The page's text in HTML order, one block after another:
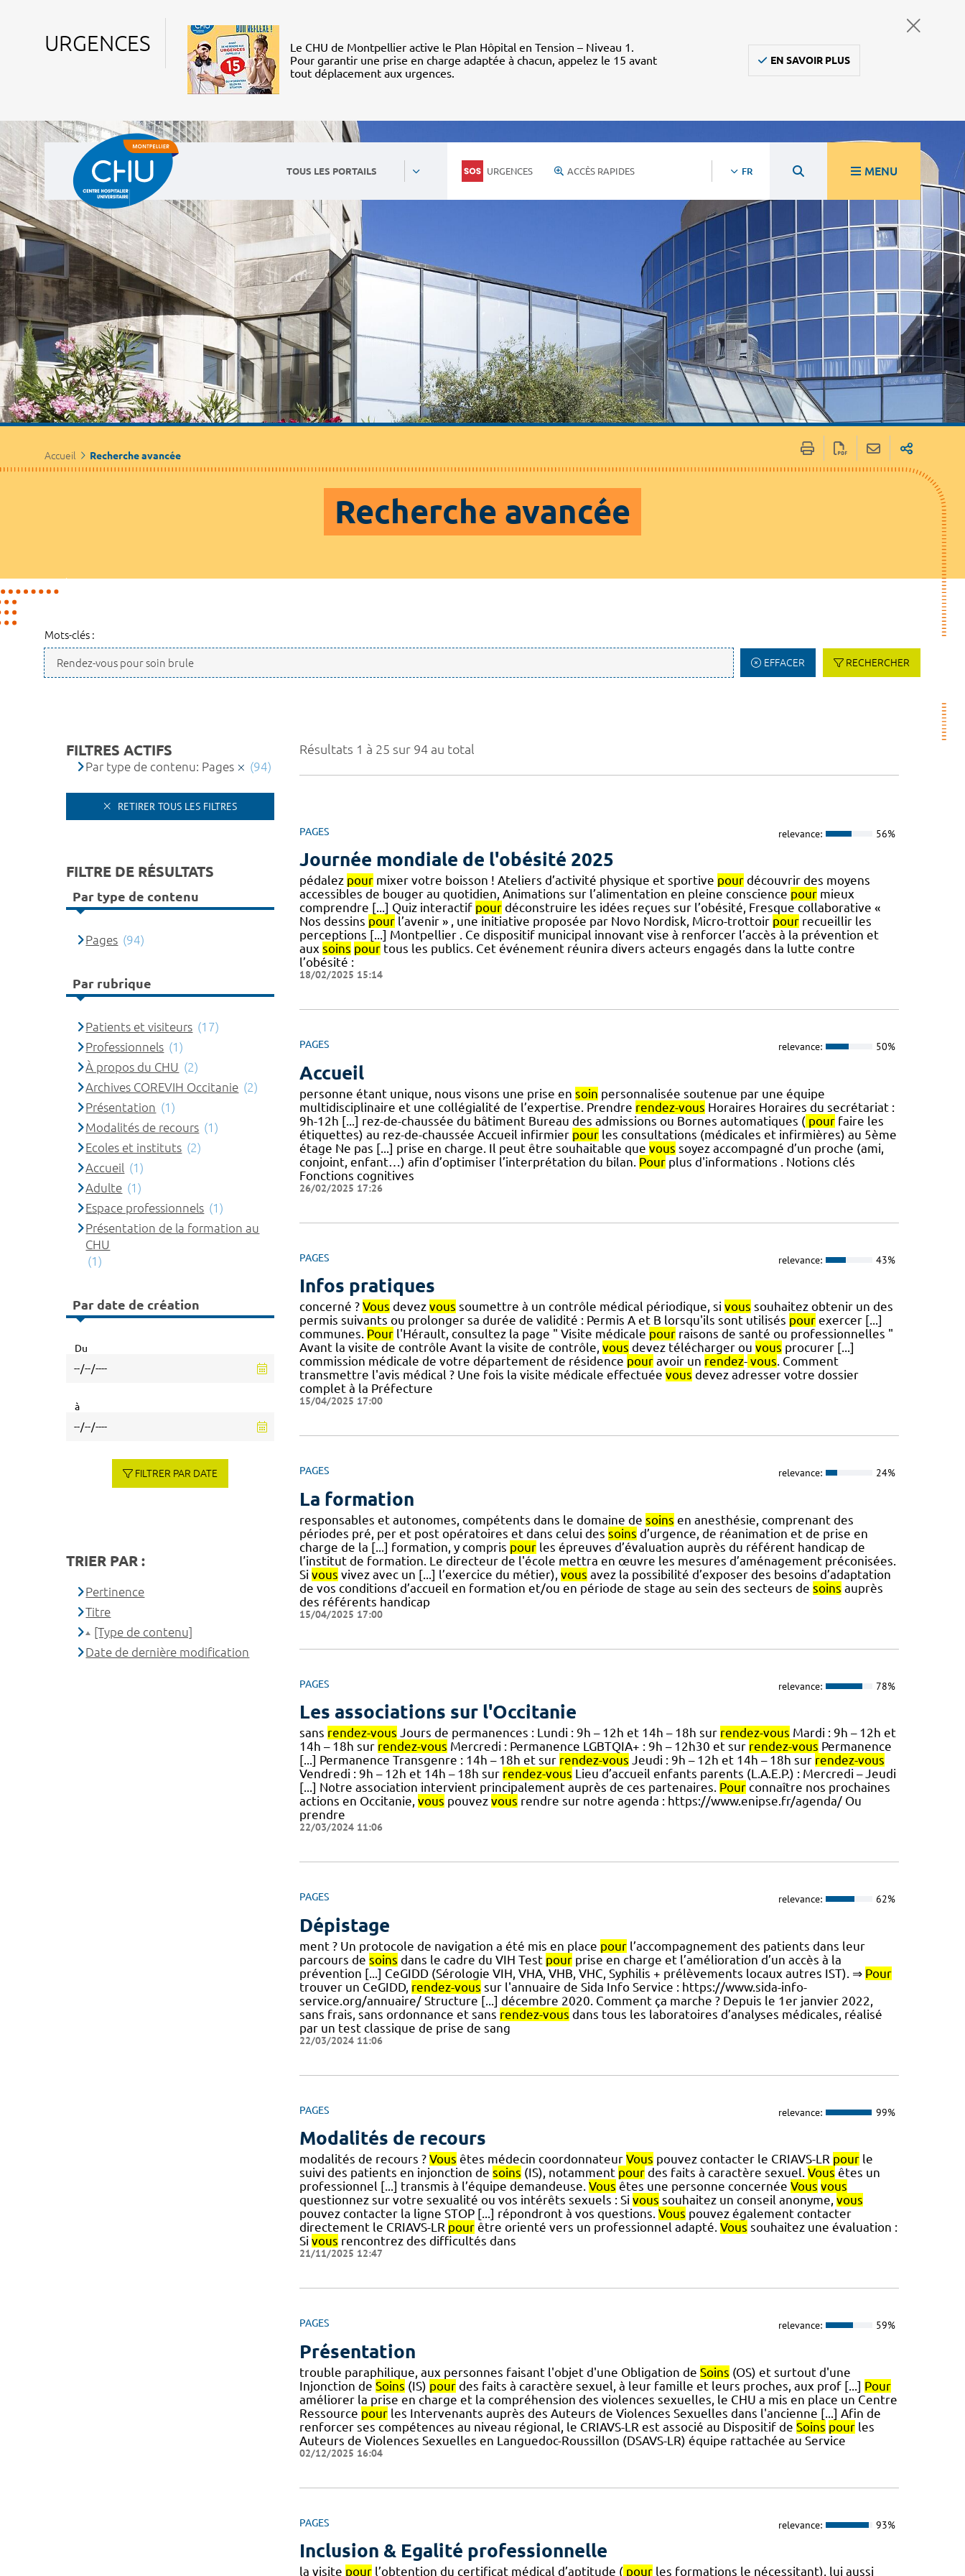
URGENCES
Le CHU de Montpellier active le Plan Hôpital en Tension – Niveau 1.
Pour garantir une prise en charge adaptée à chacun, appelez le 15 avant
tout déplacement aux urgences.
EN SAVOIR PLUS
TOUS LES PORTAILS URGENCES ACCÈS RAPIDES FR MENU
Accueil Recherche avancée
Recherche avancée
Mots-clés :
EFFACER RECHERCHER
Résultats 1 à 25 sur 94 au total
PAGES relevance: 56%
Journée mondiale de l'obésité 2025
pédalez pourmixer votre boisson ! Ateliers d’activité physique et sportive pourdécouvrir des moyens
accessibles de bouger au quotidien, Animations sur l’alimentation en pleine conscience pourmieux
comprendre [...] Quiz interactif pourdéconstruire les idées reçues sur l’obésité, Fresque collaborative «
Nos dessins pourl’avenir » , une initiative proposée par Novo Nordisk, Micro-trottoir pourrecueillir les
perceptions [...] Montpellier . Ce dispositif municipal innovant vise à renforcer l’accès à la prévention et
aux soins pourtous les publics. Cet événement réunira divers acteurs engagés dans la lutte contre
l’obésité :
18/02/2025 15:14
PAGES relevance: 50%
Accueil
personne étant unique, nous visons une prise en soin personnalisée soutenue par une équipe
multidisciplinaire et une collégialité de l’expertise. Prendre rendez-vous Horaires Horaires du secrétariat :
9h-12h [...] rez-de-chaussée du bâtiment Bureau des admissions ou Bornes automatiques ( pourfaire les
étiquettes) au rez-de-chaussée Accueil infirmier pourles consultations (médicales et infirmières) au 5ème
étage Ne pas [...] prise en charge. Il peut être souhaitable que vous soyez accompagné d’un proche (ami,
conjoint, enfant…) afin d’optimiser l’interprétation du bilan. Pourplus d'informations . Notions clés
Fonctions cognitives
26/02/2025 17:26
PAGES relevance: 43%
Infos pratiques
concerné ? Vous devez vous soumettre à un contrôle médical périodique, si vous souhaitez obtenir un des
permis suivants ou prolonger sa durée de validité : Permis A et B lorsqu'ils sont utilisés pourexercer [...]
communes. Pourl'Hérault, consultez la page " Visite médicale pourraisons de santé ou professionnelles "
Avant la visite de contrôle Avant la visite de contrôle, vous devez télécharger ou vous procurer [...]
commission médicale de votre département de résidence pouravoir un rendez- vous. Comment
transmettre l'avis médical ? Une fois la visite médicale effectuée vous devez adresser votre dossier
complet à la Préfecture
15/04/2025 17:00
PAGES relevance: 24%
La formation
responsables et autonomes, compétents dans le domaine de soins en anesthésie, comprenant des
périodes pré, per et post opératoires et dans celui des soins d’urgence, de réanimation et de prise en
charge de la [...] formation, y compris pourles épreuves d’évaluation auprès du référent handicap de
l’institut de formation. Le directeur de l'école mettra en œuvre les mesures d’aménagement préconisées.
Si vous vivez avec un [...] l’exercice du métier), vous avez la possibilité d’exposer des besoins d’adaptation
de vos conditions d’accueil en formation et/ou en période de stage au sein des secteurs de soins auprès
des référents handicap
15/04/2025 17:00
PAGES relevance: 78%
Les associations sur l'Occitanie
sans rendez-vous Jours de permanences : Lundi : 9h – 12h et 14h – 18h sur rendez-vous Mardi : 9h – 12h et
14h – 18h sur rendez-vous Mercredi : Permanence LGBTQIA+ : 9h – 12h30 et sur rendez-vous Permanence
[...] Permanence Transgenre : 14h – 18h et sur rendez-vous Jeudi : 9h – 12h et 14h – 18h sur rendez-vous
Vendredi : 9h – 12h et 14h – 18h sur rendez-vous Lieu d’accueil enfants parents (L.A.E.P.) : Mercredi – Jeudi
[...] Notre association intervient principalement auprès de ces partenaires. Pourconnaître nos prochaines
actions en Occitanie, vous pouvez vous rendre sur notre agenda : https://www.enipse.fr/agenda/ Ou
prendre
22/03/2024 11:06
PAGES relevance: 62%
Dépistage
ment ? Un protocole de navigation a été mis en place pourl’accompagnement des patients dans leur
parcours de soins dans le cadre du VIH Test pourprise en charge et l’amélioration d’un accès à la
prévention [...] CeGIDD (Sérologie VIH, VHA, VHB, VHC, Syphilis + prélèvements locaux autres IST). ⇒ Pour
trouver un CeGIDD, rendez-vous sur l'annuaire de Sida Info Service : https://www.sida-info-
service.org/annuaire/ Structure [...] décembre 2020. Comment ça marche ? Depuis le 1er janvier 2022,
sans frais, sans ordonnance et sans rendez-vous dans tous les laboratoires d’analyses médicales, réalisé
par un test classique de prise de sang
22/03/2024 11:06
PAGES relevance: 99%
Modalités de recours
modalités de recours ? Vous êtes médecin coordonnateur Vous pouvez contacter le CRIAVS-LR pourle
suivi des patients en injonction de soins (IS), notamment pourdes faits à caractère sexuel. Vous êtes un
professionnel [...] transmis à l’équipe demandeuse. Vous êtes une personne concernée Vous vous
questionnez sur votre sexualité ou vos intérêts sexuels : Si vous souhaitez un conseil anonyme, vous
pouvez contacter la ligne STOP [...] répondront à vos questions. Vous pouvez également contacter
directement le CRIAVS-LR pourêtre orienté vers un professionnel adapté. Vous souhaitez une évaluation :
Si vous rencontrez des difficultés dans
21/11/2025 12:47
PAGES relevance: 59%
Présentation
trouble paraphilique, aux personnes faisant l'objet d'une Obligation de Soins (OS) et surtout d'une
Injonction de Soins (IS) pourdes faits à caractère sexuel, à leur famille et leurs proches, aux prof [...] Pour
améliorer la prise en charge et la compréhension des violences sexuelles, le CHU a mis en place un Centre
Ressource pourles Intervenants auprès des Auteurs de Violences Sexuelles dans l'ancienne [...] Afin de
renforcer ses compétences au niveau régional, le CRIAVS-LR est associé au Dispositif de Soins pourles
Auteurs de Violences Sexuelles en Languedoc-Roussillon (DSAVS-LR) équipe rattachée au Service
02/12/2025 16:04
PAGES relevance: 93%
Inclusion & Egalité professionnelle
la visite pourl’obtention du certificat médical d’aptitude ( pourles formations le nécessitant), lui aussi
FILTRES ACTIFS
Par type de contenu: Pages (94)
RETIRER TOUS LES FILTRES
FILTRE DE RÉSULTATS
Par type de contenu
Pages (94)
Par rubrique
Patients et visiteurs (17)
Professionnels (1)
À propos du CHU (2)
Archives COREVIH Occitanie (2)
Présentation (1)
Modalités de recours (1)
Ecoles et instituts (2)
Accueil (1)
Adulte (1)
Espace professionnels (1)
Présentation de la formation au
CHU
(1)
Par date de création
Du
à
FILTRER PAR DATE
TRIER PAR :
Pertinence
Titre
[Type de contenu]
Date de dernière modification